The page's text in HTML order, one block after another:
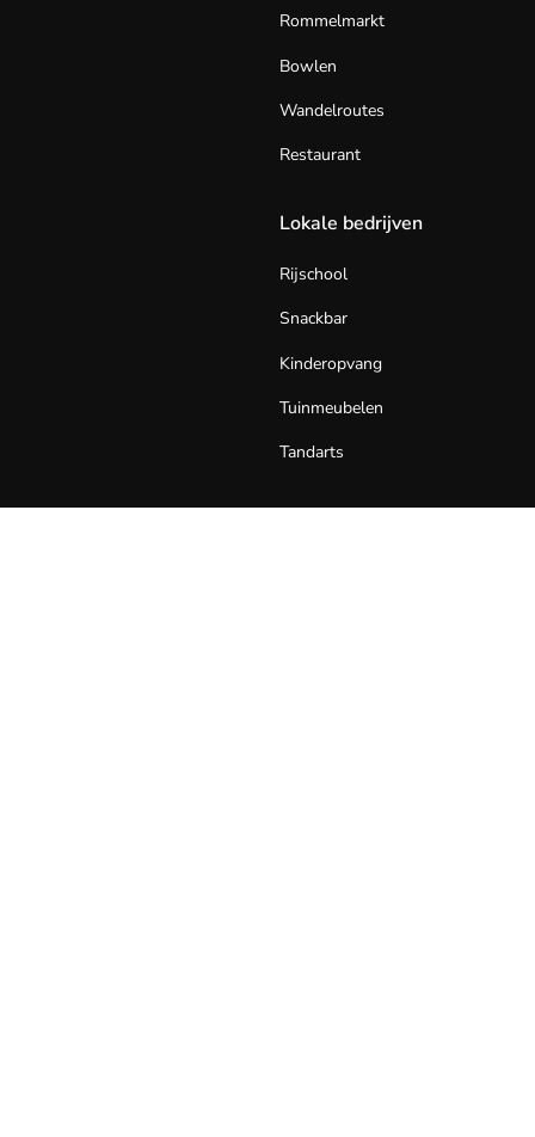
Rommelmarkt
Bowlen
Wandelroutes
Restaurant
Lokale bedrijven
Rijschool
Snackbar
Kinderopvang
Tuinmeubelen
Tandarts